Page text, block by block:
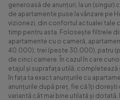
generoasă de anunțuri, la un
de apartamente puse la vânzare pe
vizionezi, din confortul actualei tale
timp pentru asta. Folosește filtrele
apartamente cu o cameră,
40.000), trei (peste 30.000), patru
de cinci camere. În cazul în care
etajul și suprafața utilă, completează
în fața ta exact anunțurile cu
anunțurile după preț, fie că îți
variantă cât mai bine utilată și